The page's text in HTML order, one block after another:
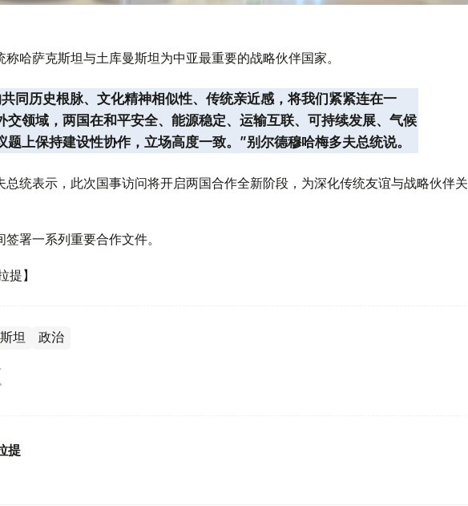
哈萨克斯坦与土库曼斯坦为中亚最重要的战略伙伴国家。
同历史根脉、文化精神相似性、传统亲近感，将我们紧紧连在一
交领域，两国在和平安全、能源稳定、运输互联、可持续发展、气候
题上保持建设性协作，立场高度一致。”别尔德穆哈梅多夫总统说。
总统表示，此次国事访问将开启两国合作全新阶段，为深化传统友谊与战略伙伴关
署一系列重要合作文件。
提】
坦 政治
提